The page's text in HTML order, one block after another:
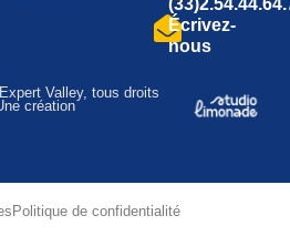
Écrivez-
nous
Valley, tous droits
création
Politique de confidentialité